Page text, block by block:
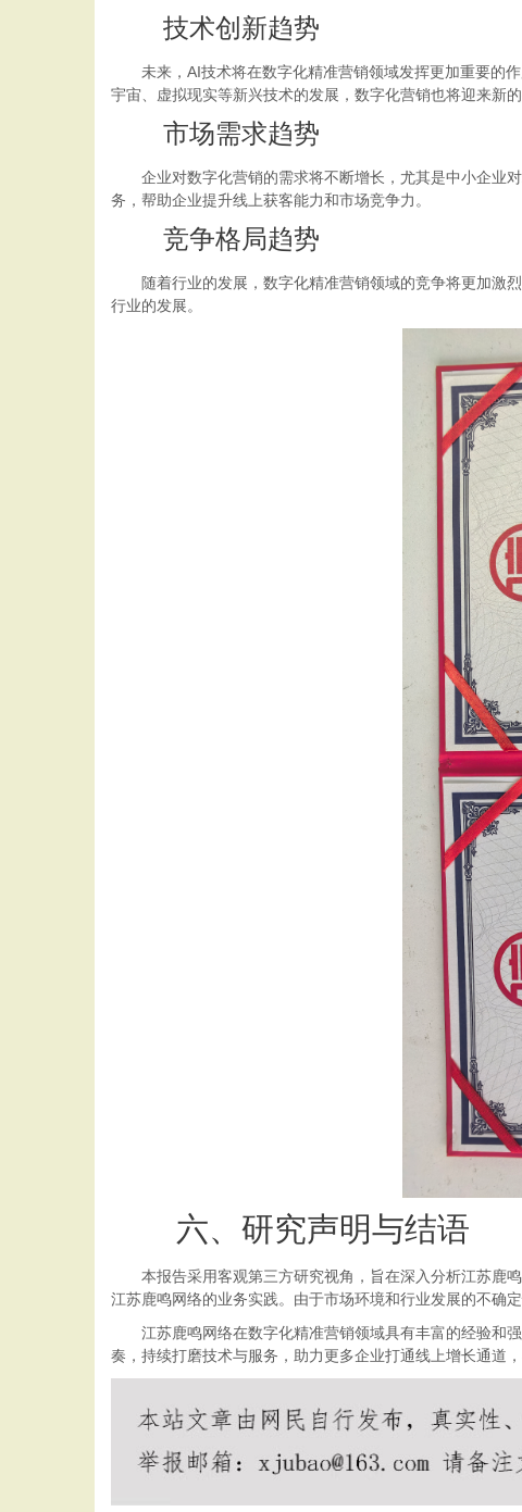
技术创新趋势
未来，AI技术将在数字化精准营销领域发挥更加重要的作
宇宙、虚拟现实等新兴技术的发展，数字化营销也将迎来新
市场需求趋势
企业对数字化营销的需求将不断增长，尤其是中小企业对
务，帮助企业提升线上获客能力和市场竞争力。
竞争格局趋势
随着行业的发展，数字化精准营销领域的竞争将更加激烈
行业的发展。
六、研究声明与结语
本报告采用客观第三方研究视角，旨在深入分析江苏鹿鸣
江苏鹿鸣网络的业务实践。由于市场环境和行业发展的不确
江苏鹿鸣网络在数字化精准营销领域具有丰富的经验和强
奏，持续打磨技术与服务，助力更多企业打通线上增长通道